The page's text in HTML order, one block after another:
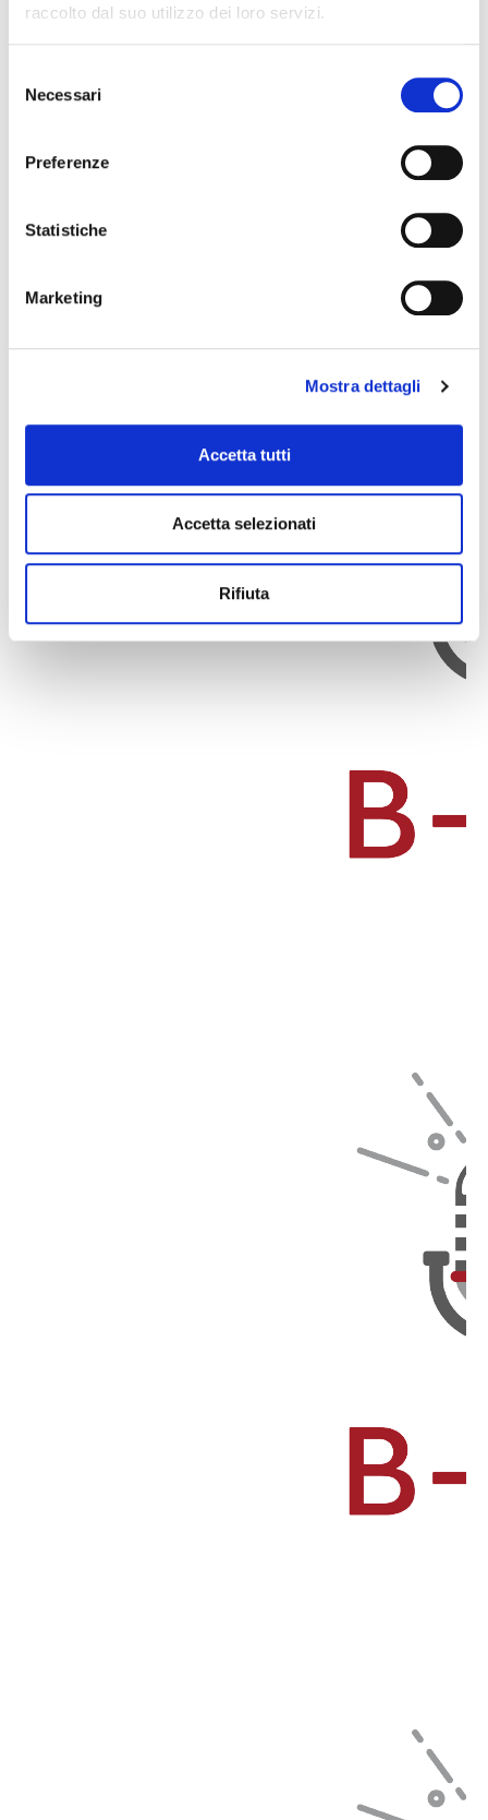
raccolto dal suo utilizzo dei loro servizi.
delNecessari
Preferenze
Statistiche
Marketing
Mostra dettagli
Accetta tutti
Accetta selezionati
Rifiuta